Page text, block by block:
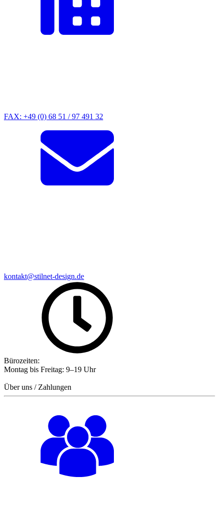
FAX: +49 (0) 68 51 / 97 491 32
kontakt@stilnet-design.de
Bürozeiten:
Montag bis Freitag: 9–19 Uhr
Über uns / Zahlungen